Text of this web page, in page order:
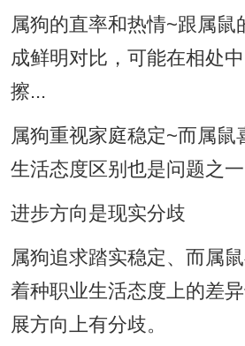
属狗的直率和热情~跟属鼠
成鲜明对比，可能在相处
擦...
属狗重视家庭稳定~而属鼠
生活态度区别也是问题之
进步方向是现实分歧
属狗追求踏实稳定、而属
着种职业生活态度上的差
展方向上有分歧。